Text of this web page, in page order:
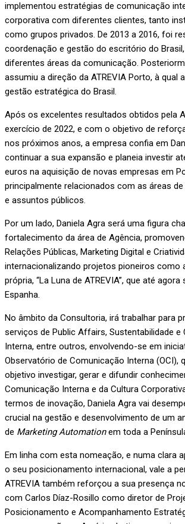
implementou estratégias de comunicação
corporativa com diferentes clientes, tanto
como grupos privados. De 2013 a 2016, foi
coordenação e gestão do escritório do
diferentes áreas da comunicação.
assumiu a direção da ATREVIA Porto, à qual
gestão estratégica do Brasil.
Após os excelentes resultados obtidos pela
exercício de 2022, e com o objetivo de
nos próximos anos, a empresa confia em
continuar a sua expansão e planeia investir
euros na aquisição de novas empresas em
principalmente relacionados com as áreas de
e assuntos públicos.
Por um lado, Daniela Agra será uma figura
fortalecimento da área de Agência,
Relações Públicas, Marketing Digital e
internacionalizando projetos pioneiros como
própria, “La Luna de ATREVIA”, que até
Espanha.
No âmbito da Consultoria, irá trabalhar para
serviços de Public Affairs, Sustentabilidade e
Interna, entre outros, envolvendo-se em
Observatório de Comunicação Interna (OCI),
objetivo investigar, gerar e difundir
Comunicação Interna e da Cultura
termos de inovação, Daniela Agra vai
crucial na gestão e desenvolvimento de um
de Marketing Automationem toda a
Em linha com esta nomeação, e numa clara
o seu posicionamento internacional, vale a
ATREVIA também reforçou a sua presença
com Carlos Díaz-Rosillo como diretor de
Posicionamento e Acompanhamento